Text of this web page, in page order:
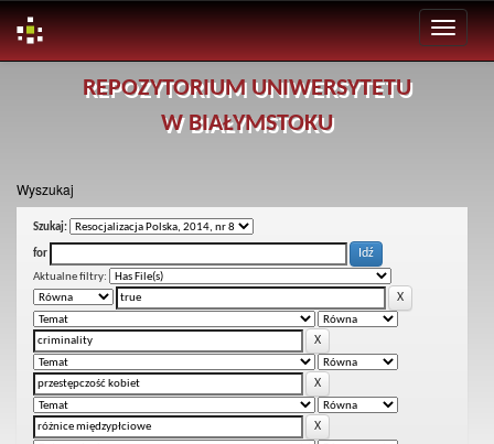
REPOZYTORIUM UNIWERSYTETU
W BIAŁYMSTOKU
Wyszukaj
Szukaj:
for
Aktualne filtry: